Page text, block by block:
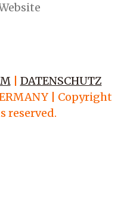
DATENSCHUTZ
| Copyright
reserved.